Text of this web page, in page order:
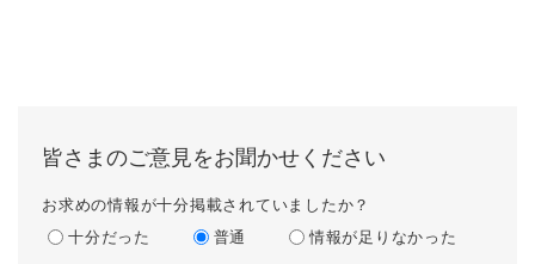
皆さまのご意見をお聞かせください
お求めの情報が十分掲載されていましたか？
十分だった
普通 情報が足りなかった